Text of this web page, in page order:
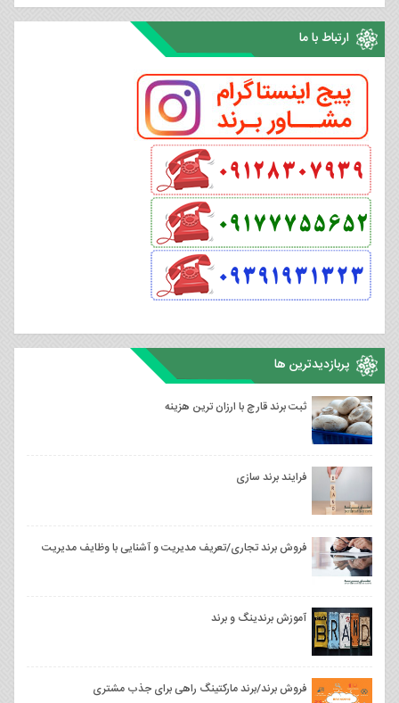
ارتباط با ما
پربازدیدترین ها
ثبت برند قارچ با ارزان ترین هزینه
فرایند برند سازی
فروش برند تجاری/تعریف مدیریت و آشنایی با وظایف مدیریت
آموزش برندینگ و برند
فروش برند/برند مارکتینگ راهی برای جذب مشتری